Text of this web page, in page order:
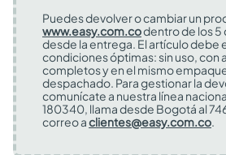
Puedes devolver o cambiar un
www.easy.com.codentro de los 5
desde la entrega. El artículo debe
condiciones óptimas: sin uso, con
completos y en el mismo
despachado. Para gestionar la
comunícate a nuestra línea
180340, llama desde Bogotá al
correo aclientes@easy.com.co.